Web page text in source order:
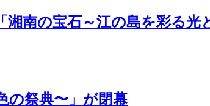
南の宝石～江の島を彩る光
の祭典〜」が閉幕